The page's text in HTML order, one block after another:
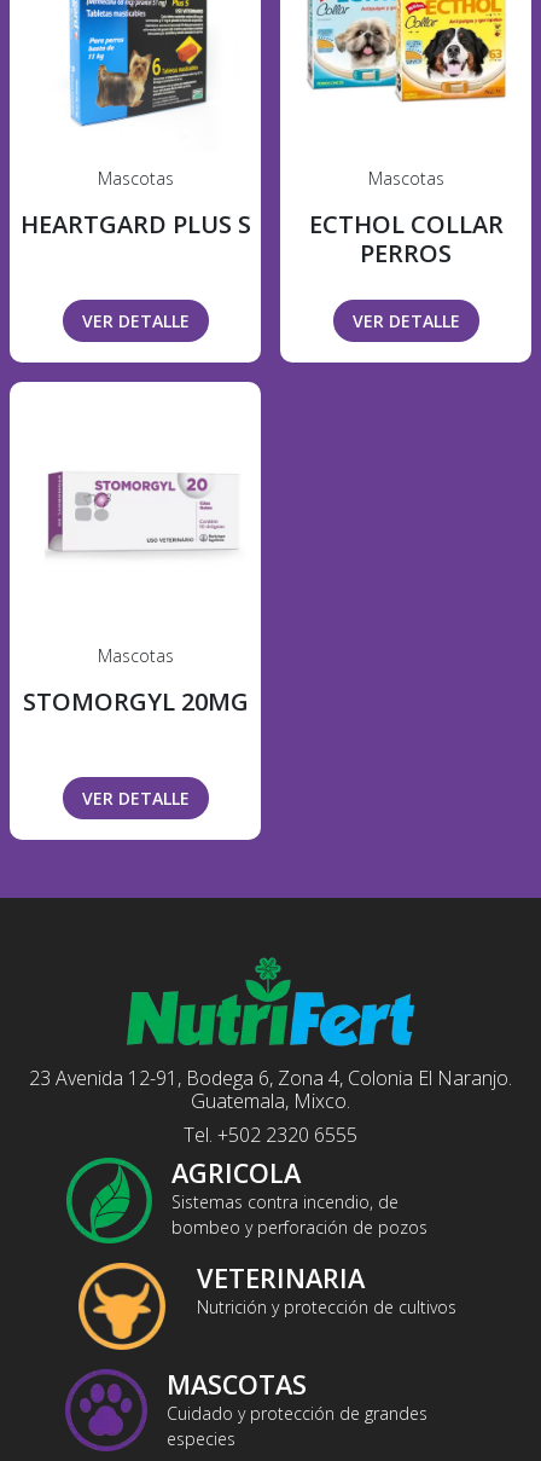
Mascotas
HEARTGARD PLUS S
VER DETALLE
Mascotas
ECTHOL COLLAR
PERROS
VER DETALLE
Mascotas
STOMORGYL 20MG
VER DETALLE
23 Avenida 12-91, Bodega 6, Zona 4, Colonia El Naranjo.
Guatemala, Mixco.
Tel. +502 2320 6555
AGRICOLA
Sistemas contra incendio, de
bombeo y perforación de pozos
VETERINARIA
Nutrición y protección de cultivos
MASCOTAS
Cuidado y protección de grandes
especies